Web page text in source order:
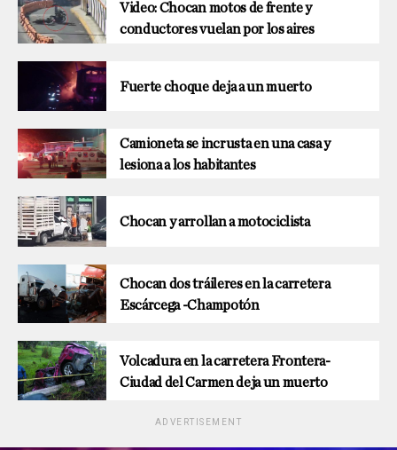
Video: Chocan motos de frente y
conductores vuelan por los aires
Fuerte choque deja a un muerto
Camioneta se incrusta en una casa y
lesiona a los habitantes
Chocan y arrollan a motociclista
Chocan dos tráileres en la carretera
Escárcega -Champotón
Volcadura en la carretera Frontera-
Ciudad del Carmen deja un muerto
ADVERTISEMENT